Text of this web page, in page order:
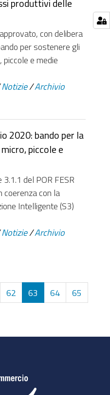
produttivi delle
con delibera
per sostenere gli
e medie
Notizie /Archivio
2020: bando per la
piccole e
del POR FESR
coerenza con la
Intelligente (S3)
Notizie /Archivio
62 63 64 65